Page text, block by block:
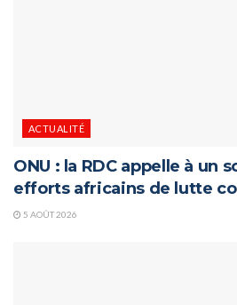
ACTUALITÉ
ONU : la RDC appelle à un
efforts africains de lutte
5 AOÛT 2026